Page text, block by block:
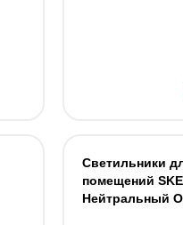
Светильники
помещений
Нейтральный